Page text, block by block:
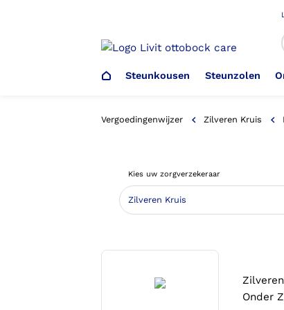
Steunkousen
Steunkousen (klasse 1)
Aantrekhulpen
Steunzolen
Steunzolen
Voetdrukmeting
Arm Elleboog
Heup Bekken Lies
Schoenencatalogus
Ambulo
Armprothese
Elleboogprothese
Onderbeenprothese
Werkgever
Vergoedingenwijzer Zilveren Kruis
Kies uw zorgverzekeraar
Onder